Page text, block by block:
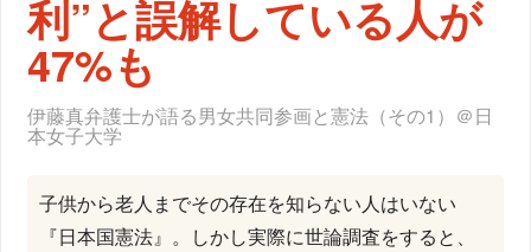
利”と誤解している人が
47%も
伊藤真弁護士が語る男女共同参画と憲法（その1）＠日
本女子大学
子供から老人までその存在を知らない人はいない
『日本国憲法』。しかし実際に世論調査をすると、